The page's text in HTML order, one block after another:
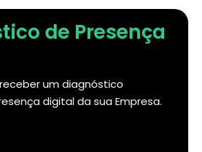
de Presença
um diagnóstico
digital da sua Empresa.